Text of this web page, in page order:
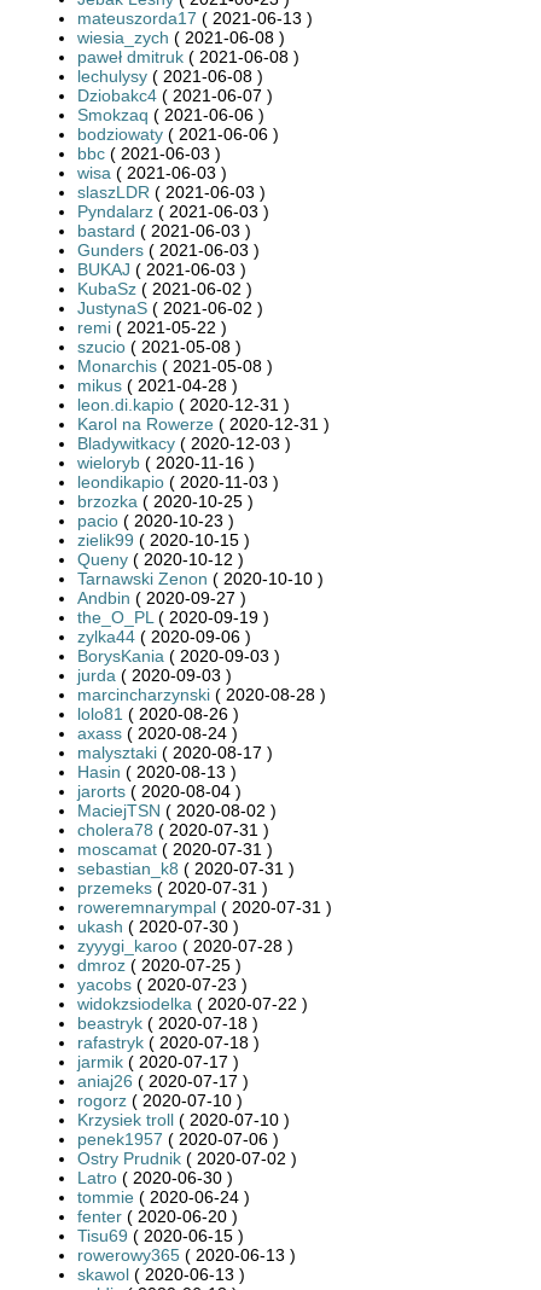
mateuszorda17 ( 2021-06-13 )
wiesia_zych ( 2021-06-08 )
paweł dmitruk ( 2021-06-08 )
lechulysy ( 2021-06-08 )
Dziobakc4 ( 2021-06-07 )
Smokzaq ( 2021-06-06 )
bodziowaty ( 2021-06-06 )
bbc ( 2021-06-03 )
wisa ( 2021-06-03 )
slaszLDR ( 2021-06-03 )
Pyndalarz ( 2021-06-03 )
bastard ( 2021-06-03 )
Gunders ( 2021-06-03 )
BUKAJ ( 2021-06-03 )
KubaSz ( 2021-06-02 )
JustynaS ( 2021-06-02 )
remi ( 2021-05-22 )
szucio ( 2021-05-08 )
Monarchis ( 2021-05-08 )
mikus ( 2021-04-28 )
leon.di.kapio ( 2020-12-31 )
Karol na Rowerze ( 2020-12-31 )
Bladywitkacy ( 2020-12-03 )
wieloryb ( 2020-11-16 )
leondikapio ( 2020-11-03 )
brzozka ( 2020-10-25 )
pacio ( 2020-10-23 )
zielik99 ( 2020-10-15 )
Queny ( 2020-10-12 )
Tarnawski Zenon ( 2020-10-10 )
Andbin ( 2020-09-27 )
the_O_PL ( 2020-09-19 )
zylka44 ( 2020-09-06 )
BorysKania ( 2020-09-03 )
jurda ( 2020-09-03 )
marcincharzynski ( 2020-08-28 )
lolo81 ( 2020-08-26 )
axass ( 2020-08-24 )
malysztaki ( 2020-08-17 )
Hasin ( 2020-08-13 )
jarorts ( 2020-08-04 )
MaciejTSN ( 2020-08-02 )
cholera78 ( 2020-07-31 )
moscamat ( 2020-07-31 )
sebastian_k8 ( 2020-07-31 )
przemeks ( 2020-07-31 )
roweremnarympal ( 2020-07-31 )
ukash ( 2020-07-30 )
zyyygi_karoo ( 2020-07-28 )
dmroz ( 2020-07-25 )
yacobs ( 2020-07-23 )
widokzsiodelka ( 2020-07-22 )
beastryk ( 2020-07-18 )
rafastryk ( 2020-07-18 )
jarmik ( 2020-07-17 )
aniaj26 ( 2020-07-17 )
rogorz ( 2020-07-10 )
Krzysiek troll ( 2020-07-10 )
penek1957 ( 2020-07-06 )
Ostry Prudnik ( 2020-07-02 )
Latro ( 2020-06-30 )
tommie ( 2020-06-24 )
fenter ( 2020-06-20 )
Tisu69 ( 2020-06-15 )
rowerowy365 ( 2020-06-13 )
skawol ( 2020-06-13 )